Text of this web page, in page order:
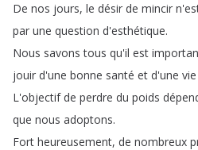
De nos jours, le désir de mincir
par une question d'esthétique.
Nous savons tous qu'il est
jouir d'une bonne santé et d'une vie
L'objectif de perdre du poids
que nous adoptons.
Fort heureusement, de nombreux